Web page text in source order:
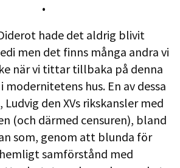
•
hade det aldrig blivit
men det finns många andra vi
när vi tittar tillbaka på denna
hus. En av dessa
Ludvig den XVs rikskansler med
(och därmed censuren), bland
som, genom att blunda för
samförstånd med